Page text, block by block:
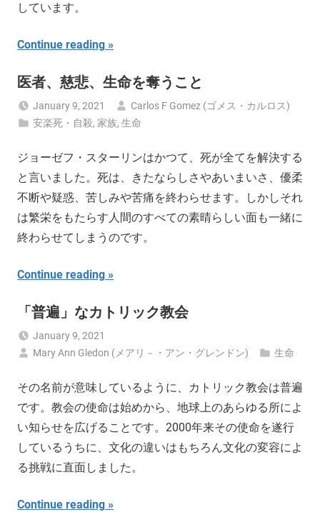
しています。
Continue reading
医者、慈悲、生命を奪うこと
January 9, 2021
Carlos F Gomez (ゴメス・カルロス)
安楽死・自殺,家族,生命
ジョーゼフ・スターリンはかつて、死が全てを解決する
と言いました。死は、きたならしさやあいまいさ、優柔
不断や疑惑、苦しみや苦痛を終わらせます。しかしそれ
は繁栄をもたらす人間のすべての素晴らしい面も一緒に
終わらせてしまうのです。
Continue reading
「普遍」なカトリック教会
January 9, 2021
Mary Ann Gledon (メアリ－・アン・グレンドン)
生命
その名前が意味しているように、カトリック教会は普遍
です。教会の使命は始めから、地球上のあらゆる所によ
い知らせを広げることです。2000年来その使命を遂行
しているうちに、文化の違いはもちろん文化の変容によ
る挑戦に直面しました。
Continue reading